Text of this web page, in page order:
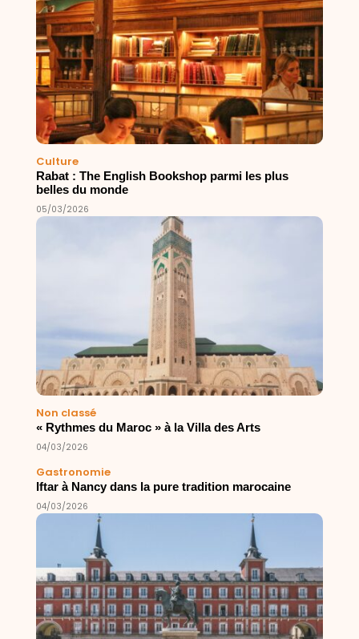
Culture
Rabat : The English Bookshop parmi les plus
belles du monde
05/03/2026
Non classé
« Rythmes du Maroc » à la Villa des Arts
04/03/2026
Gastronomie
Iftar à Nancy dans la pure tradition marocaine
04/03/2026